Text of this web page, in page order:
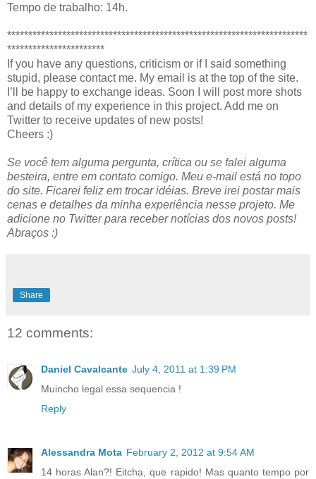
Tempo de trabalho: 14h.
***********************************************************************
***********************
If you have any questions, criticism or if I said something
stupid, please contact me. My email is at the top of the site.
I’ll be happy to exchange ideas. Soon I will post more shots
and details of my experience in this project. Add me on
Twitter to receive updates of new posts!
Cheers :)
Se você tem alguma pergunta, crítica ou se falei alguma
besteira, entre em contato comigo. Meu e-mail está no topo
do site. Ficarei feliz em trocar idéias. Breve irei postar mais
cenas e detalhes da minha experiência nesse projeto. Me
adicione no Twitter para receber notícias dos novos posts!
Abraços :)
Share
12 comments:
Daniel Cavalcante July 4, 2011 at 1:39 PM
Muincho legal essa sequencia !
Reply
Alessandra Mota February 2, 2012 at 9:54 AM
14 horas Alan?! Eitcha, que rapido! Mas quanto tempo por